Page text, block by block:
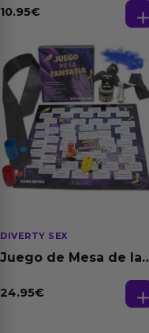
Dilatación Base Agua
10.95€
DIVERTY SEX
Juego de Mesa de las
24.95€